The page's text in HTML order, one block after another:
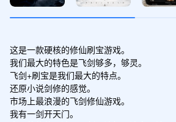
这是一款硬核的修仙刷宝游戏。
我们最大的特色是飞剑够多，够灵。
飞剑+刷宝是我们最大的特点。
还原小说剑修的感觉。
市场上最浪漫的飞剑修仙游戏。
我有一剑开天门。